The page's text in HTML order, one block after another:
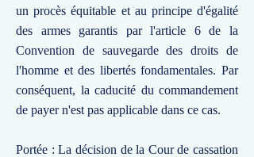
un procès équitable et au principe d'égalité
des armes garantis par l'article 6 de la
Convention de sauvegarde des droits de
l'homme et des libertés fondamentales. Par
conséquent, la caducité du commandement
de payer n'est pas applicable dans ce cas.
Portée : La décision de la Cour de cassation